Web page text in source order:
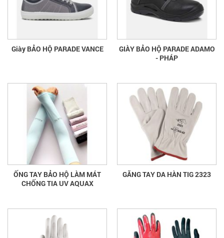
Giày BẢO HỘ PARADE VANCE
GIÀY BẢO HỘ PARADE ADAMO
- PHÁP
ỐNG TAY BẢO HỘ LÀM MÁT
CHỐNG TIA UV AQUAX
GĂNG TAY DA HÀN TIG 2323